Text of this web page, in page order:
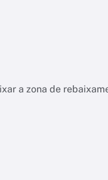
a zona de